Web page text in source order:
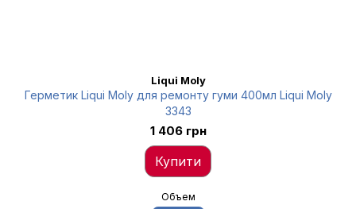
Liqui Moly
Герметик Liqui Moly для ремонту гуми 400мл Liqui Moly
3343
1 406 грн
Купити
Объем